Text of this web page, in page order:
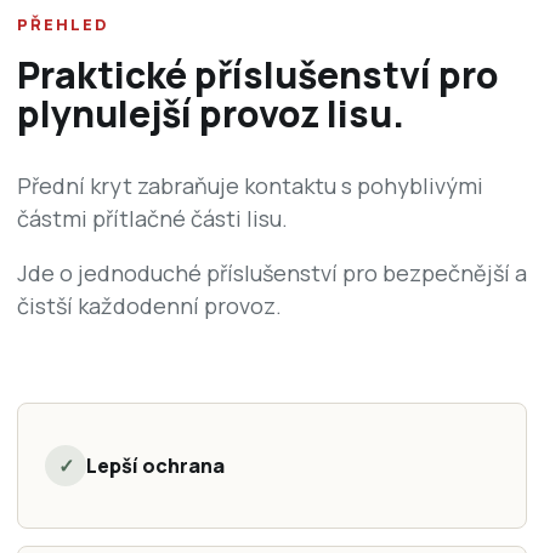
PŘEHLED
Praktické příslušenství pro
plynulejší provoz lisu.
Přední kryt zabraňuje kontaktu s pohyblivými
částmi přítlačné části lisu.
Jde o jednoduché příslušenství pro bezpečnější a
čistší každodenní provoz.
✓ Lepší ochrana